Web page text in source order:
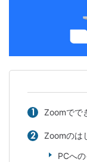
Zoomでで
Zoomのは
PCへ